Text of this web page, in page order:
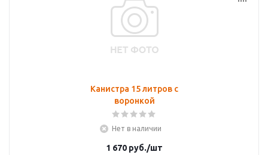
Канистра 15 литров с
воронкой
Нет в наличии
1 670 руб./шт